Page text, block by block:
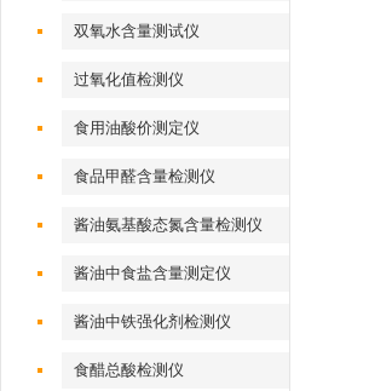
双氧水含量测试仪
过氧化值检测仪
食用油酸价测定仪
食品甲醛含量检测仪
酱油氨基酸态氮含量检测仪
酱油中食盐含量测定仪
酱油中铁强化剂检测仪
食醋总酸检测仪